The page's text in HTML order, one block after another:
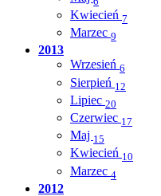
Kwiecień 7
Marzec 9
2013
Wrzesień 6
Sierpień 12
Lipiec 20
Czerwiec 17
Maj 15
Kwiecień 10
Marzec 4
2012